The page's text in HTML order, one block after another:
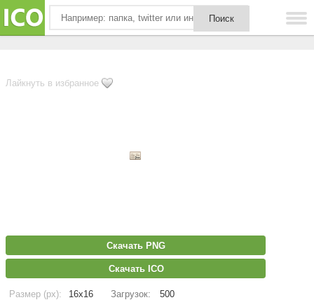
Лайкнуть в избранное
Скачать PNG
Скачать ICO
Размер (px): 16x16 Загрузок: 500